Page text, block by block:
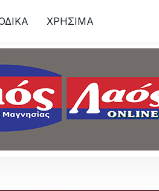
ΧΡΗΣΙΜΑ